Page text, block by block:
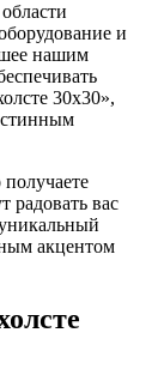
и
нашим
30х30»,
радовать вас
акцентом